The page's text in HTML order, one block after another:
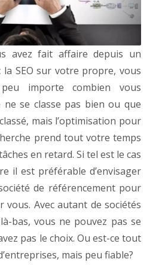
avez fait affaire depuis un
la SEO sur votre propre, vous
importe combien vous
ne se classe pas bien ou que
mais l’optimisation pour
prend tout votre temps
en retard. Si tel est le cas
il est préférable d’envisager
société de référencement pour
Avec autant de sociétés
bas, vous ne pouvez pas se
pas le choix. Ou est-ce tout
mais peu fiable?